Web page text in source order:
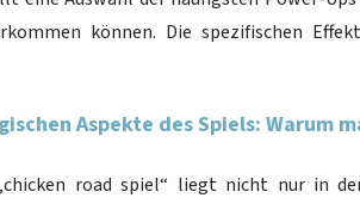
können. Die spezifischen
Aspekte des Spiels: Warum
road spiel“ liegt nicht nur in